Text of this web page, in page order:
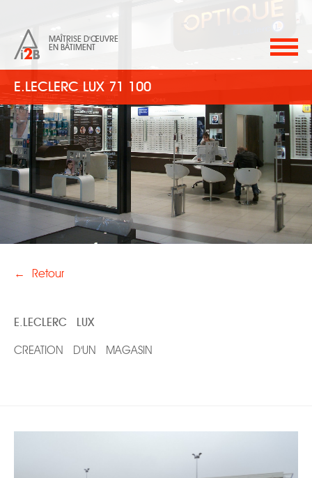
MAÎTRISE D'ŒUVRE
EN BÂTIMENT
E.LECLERC LUX 71 100
← Retour
E.LECLERC LUX
CREATION D'UN MAGASIN